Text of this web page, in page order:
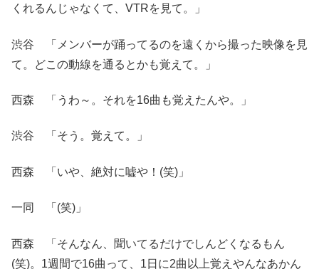
くれるんじゃなくて、VTRを見て。」
渋谷 「メンバーが踊ってるのを遠くから撮った映像を見
て。どこの動線を通るとかも覚えて。」
西森 「うわ～。それを16曲も覚えたんや。」
渋谷 「そう。覚えて。」
西森 「いや、絶対に嘘や！(笑)」
一同 「(笑)」
西森 「そんなん、聞いてるだけでしんどくなるもん
(笑)。1週間で16曲って、1日に2曲以上覚えやんなあかん